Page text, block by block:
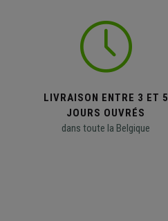
LIVRAISON ENTRE 3 ET 5
JOURS OUVRÉS
dans toute la Belgique